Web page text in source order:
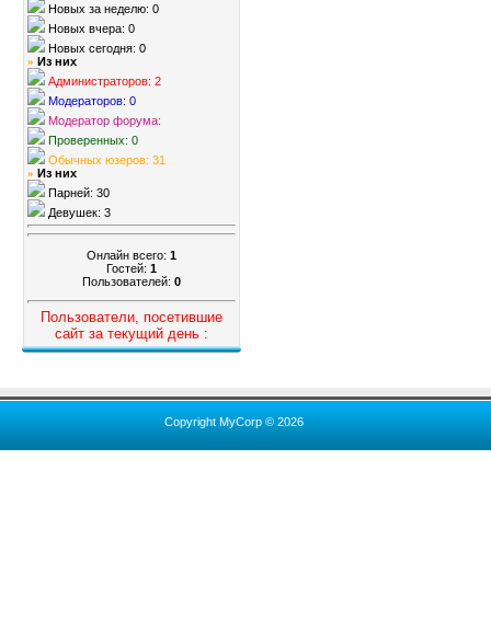
Новых за неделю: 0
Новых вчера: 0
Новых сегодня: 0
» Из них
Администраторов: 2
Модераторов: 0
Модератор форума:
Проверенных: 0
Обычных юзеров: 31
» Из них
Парней: 30
Девушек: 3
Онлайн всего: 1
Гостей: 1
Пользователей: 0
Пользователи, посетившие
сайт за текущий день :
Copyright MyCorp © 2026